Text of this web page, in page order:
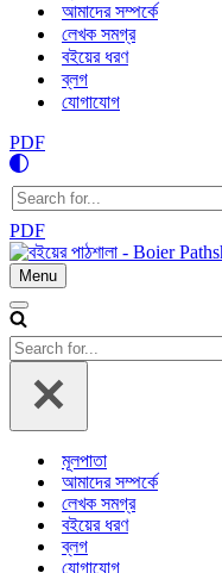
আমাদের সম্পর্কে
লেখক সমগ্র
বইয়ের ধরণ
ব্লগ
যোগাযোগ
PDF
Search
for...
PDF
Menu
Navigation
Navigation
Menu
Search
for...
মূলপাতা
আমাদের সম্পর্কে
লেখক সমগ্র
বইয়ের ধরণ
ব্লগ
যোগাযোগ